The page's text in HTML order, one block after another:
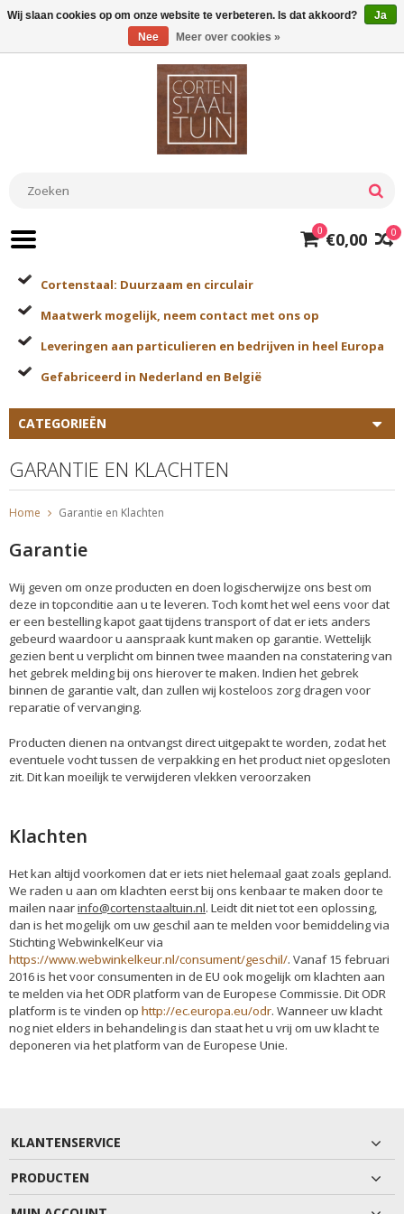
0
0 €0,00
Cortenstaal: Duurzaam en circulair
Maatwerk mogelijk, neem contact met ons op
Leveringen aan particulieren en bedrijven in heel Europa
Gefabriceerd in Nederland en België
CATEGORIEËN
GARANTIE EN KLACHTEN
Home Garantie en Klachten
Garantie
Wij geven om onze producten en doen logischerwijze ons best om
deze in topconditie aan u te leveren. Toch komt het wel eens voor dat
er een bestelling kapot gaat tijdens transport of dat er iets anders
gebeurd waardoor u aanspraak kunt maken op garantie. Wettelijk
gezien bent u verplicht om binnen twee maanden na constatering van
het gebrek melding bij ons hierover te maken. Indien het gebrek
binnen de garantie valt, dan zullen wij kosteloos zorg dragen voor
reparatie of vervanging.
Producten dienen na ontvangst direct uitgepakt te worden, zodat het
eventuele vocht tussen de verpakking en het product niet opgesloten
zit. Dit kan moeilijk te verwijderen vlekken veroorzaken
Klachten
Het kan altijd voorkomen dat er iets niet helemaal gaat zoals gepland.
We raden u aan om klachten eerst bij ons kenbaar te maken door te
mailen naarinfo@cortenstaaltuin.nl. Leidt dit niet tot een oplossing,
dan is het mogelijk om uw geschil aan te melden voor bemiddeling via
Stichting WebwinkelKeur via
https://www.webwinkelkeur.nl/consument/geschil/. Vanaf 15 februari
2016 is het voor consumenten in de EU ook mogelijk om klachten aan
te melden via het ODR platform van de Europese Commissie. Dit ODR
platform is te vinden op http://ec.europa.eu/odr. Wanneer uw klacht
nog niet elders in behandeling is dan staat het u vrij om uw klacht te
deponeren via het platform van de Europese Unie.
KLANTENSERVICE
PRODUCTEN
Wij slaan cookies op om onze website te verbeteren. Is dat akkoord?
Ja
Nee
Meer over cookies »